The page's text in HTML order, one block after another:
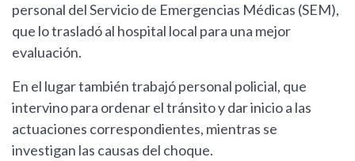
personal del Servicio de Emergencias Médicas (SEM),
que lo trasladó al hospital local para una mejor
evaluación.
En el lugar también trabajó personal policial, que
intervino para ordenar el tránsito y dar inicio a las
actuaciones correspondientes, mientras se
investigan las causas del choque.